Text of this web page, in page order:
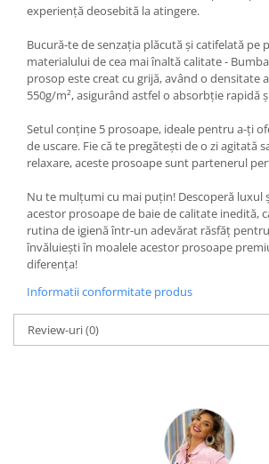
experiență deosebită la atingere.
Bucură-te de senzația plăcută și catifelată pe
materialului de cea mai înaltă calitate -
prosop este creat cu grijă, având o densitate
550g/m², asigurând astfel o absorbție rapidă
Setul conține 5 prosoape, ideale pentru a-ți
de uscare. Fie că te pregătești de o zi agitată
relaxare, aceste prosoape sunt partenerul
Nu te mulțumi cu mai puțin! Descoperă luxul
acestor prosoape de baie de calitate inedită,
rutina de igienă într-un adevărat răsfăț
învăluiești în moalele acestor prosoape
diferența!
Informatii conformitate produs
Review-uri(0)